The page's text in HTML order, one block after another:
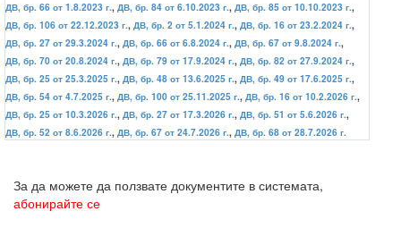
ДВ, бр. 66 от 1.8.2023 г., ДВ, бр. 84 от 6.10.2023 г., ДВ, бр. 85 от 10.10.2023 г.,
ДВ, бр. 106 от 22.12.2023 г., ДВ, бр. 2 от 5.1.2024 г., ДВ, бр. 16 от 23.2.2024 г.,
ДВ, бр. 27 от 29.3.2024 г., ДВ, бр. 66 от 6.8.2024 г., ДВ, бр. 67 от 9.8.2024 г.,
ДВ, бр. 70 от 20.8.2024 г., ДВ, бр. 79 от 17.9.2024 г., ДВ, бр. 82 от 27.9.2024 г.,
ДВ, бр. 25 от 25.3.2025 г., ДВ, бр. 48 от 13.6.2025 г., ДВ, бр. 49 от 17.6.2025 г.,
ДВ, бр. 54 от 4.7.2025 г., ДВ, бр. 100 от 25.11.2025 г., ДВ, бр. 16 от 10.2.2026 г.,
ДВ, бр. 25 от 10.3.2026 г., ДВ, бр. 27 от 17.3.2026 г., ДВ, бр. 51 от 5.6.2026 г.,
ДВ, бр. 52 от 8.6.2026 г., ДВ, бр. 67 от 24.7.2026 г., ДВ, бр. 68 от 28.7.2026 г.
За да можете да ползвате документите в системата,
абонирайте се